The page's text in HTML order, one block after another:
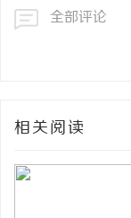
全部评论
相关阅读